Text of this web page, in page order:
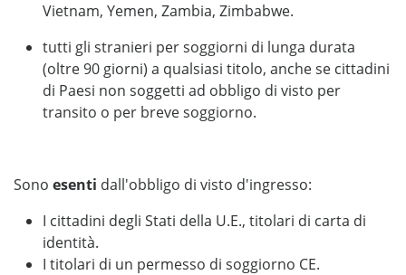
Vietnam, Yemen, Zambia, Zimbabwe.
tutti gli stranieri per soggiorni di lunga durata
(oltre 90 giorni) a qualsiasi titolo, anche se cittadini
di Paesi non soggetti ad obbligo di visto per
transito o per breve soggiorno.
Sono esenti dall'obbligo di visto d'ingresso:
I cittadini degli Stati della U.E., titolari di carta di
identità.
I titolari di un permesso di soggiorno CE.